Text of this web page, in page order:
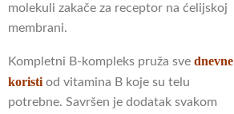
molekuli zakače za receptor na ćelijskoj
membrani.
Kompletni B-kompleks pruža sve dnevne
koristi od vitamina B koje su telu
potrebne. Savršen je dodatak svakom